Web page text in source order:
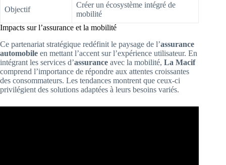
Objectif
Créer un écosystème intégré de
mobilité
Impacts sur l’assurance et la mobilité
Ce partenariat stratégique redéfinit le paysage de l’assurance
automobile en mettant l’accent sur l’expérience utilisateur. En
intégrant les services d’assurance avec la mobilité, La Macif
comprend l’importance de répondre aux attentes croissantes
des consommateurs. Les tendances montrent que ceux-ci
privilégient des solutions adaptées à leurs besoins variés.